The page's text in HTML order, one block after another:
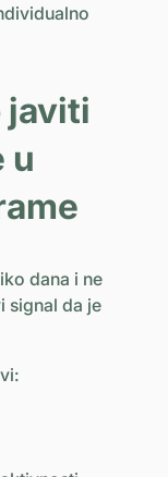
javiti
u
dana i ne
signal da je